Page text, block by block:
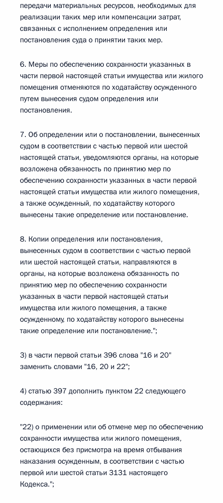
передачи материальных ресурсов, необходимых для
реализации таких мер или компенсации затрат,
связанных с исполнением определения или
постановления суда о принятии таких мер.
6. Меры по обеспечению сохранности указанных в
части первой настоящей статьи имущества или жилого
помещения отменяются по ходатайству осужденного
путем вынесения судом определения или
постановления.
7. Об определении или о постановлении, вынесенных
судом в соответствии с частью первой или шестой
настоящей статьи, уведомляются органы, на которые
возложена обязанность по принятию мер по
обеспечению сохранности указанных в части первой
настоящей статьи имущества или жилого помещения,
а также осужденный, по ходатайству которого
вынесены такие определение или постановление.
8. Копии определения или постановления,
вынесенных судом в соответствии с частью первой
или шестой настоящей статьи, направляются в
органы, на которые возложена обязанность по
принятию мер по обеспечению сохранности
указанных в части первой настоящей статьи
имущества или жилого помещения, а также
осужденному, по ходатайству которого вынесены
такие определение или постановление.";
3) в части первой статьи 396 слова "16 и 20"
заменить словами "16, 20 и 22";
4) статью 397 дополнить пунктом 22 следующего
содержания:
"22) о применении или об отмене мер по обеспечению
сохранности имущества или жилого помещения,
остающихся без присмотра на время отбывания
наказания осужденным, в соответствии с частью
первой или шестой статьи 3131 настоящего
Кодекса.";